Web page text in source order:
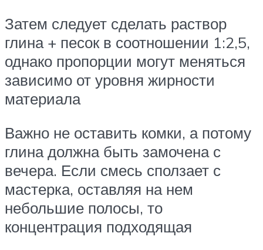
Затем следует сделать раствор
глина + песок в соотношении 1:2,5,
однако пропорции могут меняться
зависимо от уровня жирности
материала
Важно не оставить комки, а потому
глина должна быть замочена с
вечера. Если смесь сползает с
мастерка, оставляя на нем
небольшие полосы, то
концентрация подходящая